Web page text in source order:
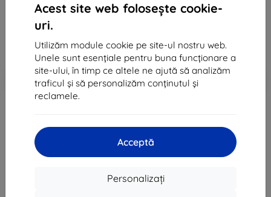
Acest site web folosește cookie-
uri.
Utilizăm module cookie pe site-ul nostru web.
Unele sunt esențiale pentru buna funcționare a
site-ului, în timp ce altele ne ajută să analizăm
traficul și să personalizăm conținutul și
reclamele.
Acceptă
Personalizați
1.530 lei
1.377 lei
Preț fără DPH1.138 lei
-10% Reducere cu cupon EXTRA10 Adaugă în coș
sold out